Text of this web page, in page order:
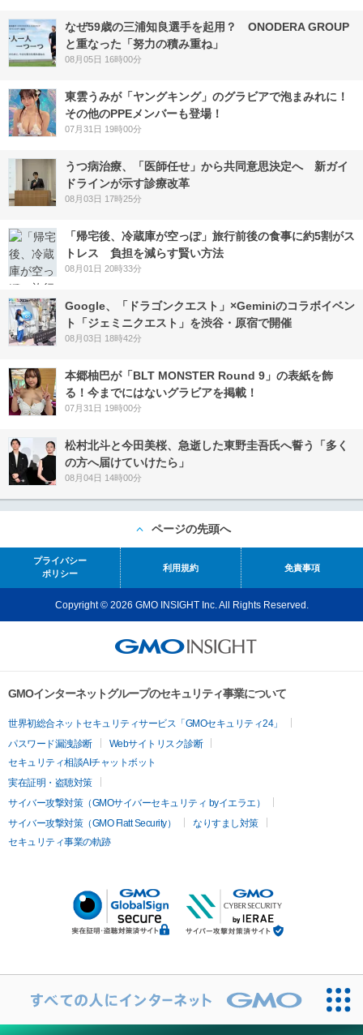
なぜ59歳の三浦知良選手を起用？ ONODERA GROUP
と重なった「努力の積み重ね」
08月05日 16時00分
東雲うみが「ヤングキング」のグラビアで泡まみれに！
その他のPPEメンバーも登場！
07月31日 19時00分
うつ病治療、「医師任せ」から共同意思決定へ 新ガイ
ドラインが示す診療改革
08月03日 17時25分
「帰宅後、冷蔵庫が空っぽ」旅行前後の食事に約5割がス
トレス 負担を減らす賢い方法
08月01日 20時33分
Google、「ドラゴンクエスト」×Geminiのコラボイベン
ト「ジェミニクエスト」を渋谷・原宿で開催
08月03日 18時42分
本郷柚巴が「BLT MONSTER Round 9」の表紙を飾
る！今までにはないグラビアを掲載！
07月31日 19時00分
松村北斗と今田美桜、急逝した東野圭吾氏へ誓う「多く
の方へ届けていけたら」
08月04日 14時00分
ページの先頭へ
プライバシー
ポリシー
利用規約 免責事項
Copyright © 2026 GMO INSIGHT Inc. All Rights Reserved.
GMOインターネットグループのセキュリティ事業について
世界初総合ネットセキュリティサービス「GMOセキュリティ24」
パスワード漏洩診断
Webサイトリスク診断
セキュリティ相談AIチャットボット
実在証明・盗聴対策
サイバー攻撃対策（GMOサイバーセキュリティ byイエラエ）
サイバー攻撃対策（GMO Flatt Security）
なりすまし対策
セキュリティ事業の軌跡